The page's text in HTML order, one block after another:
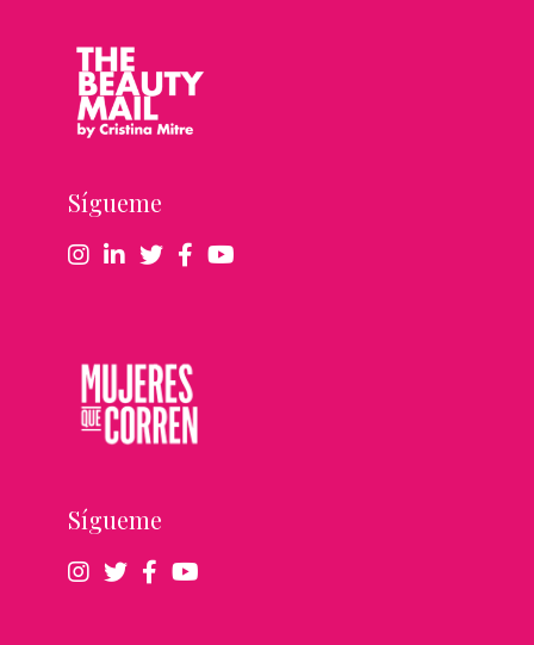
Sígueme
Sígueme